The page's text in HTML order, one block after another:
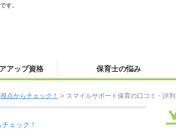
す。
アップ資格 保育士の悩み
点からチェック！ > スマイルサポート保育の口コミ・評
ェック！